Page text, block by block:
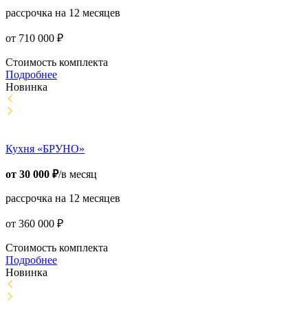
рассрочка на 12 месяцев
от 710 000 ₽
Стоимость комплекта
Подробнее
Новинка
Кухня «БРУНО»
от 30 000 ₽/в месяц
рассрочка на 12 месяцев
от 360 000 ₽
Стоимость комплекта
Подробнее
Новинка